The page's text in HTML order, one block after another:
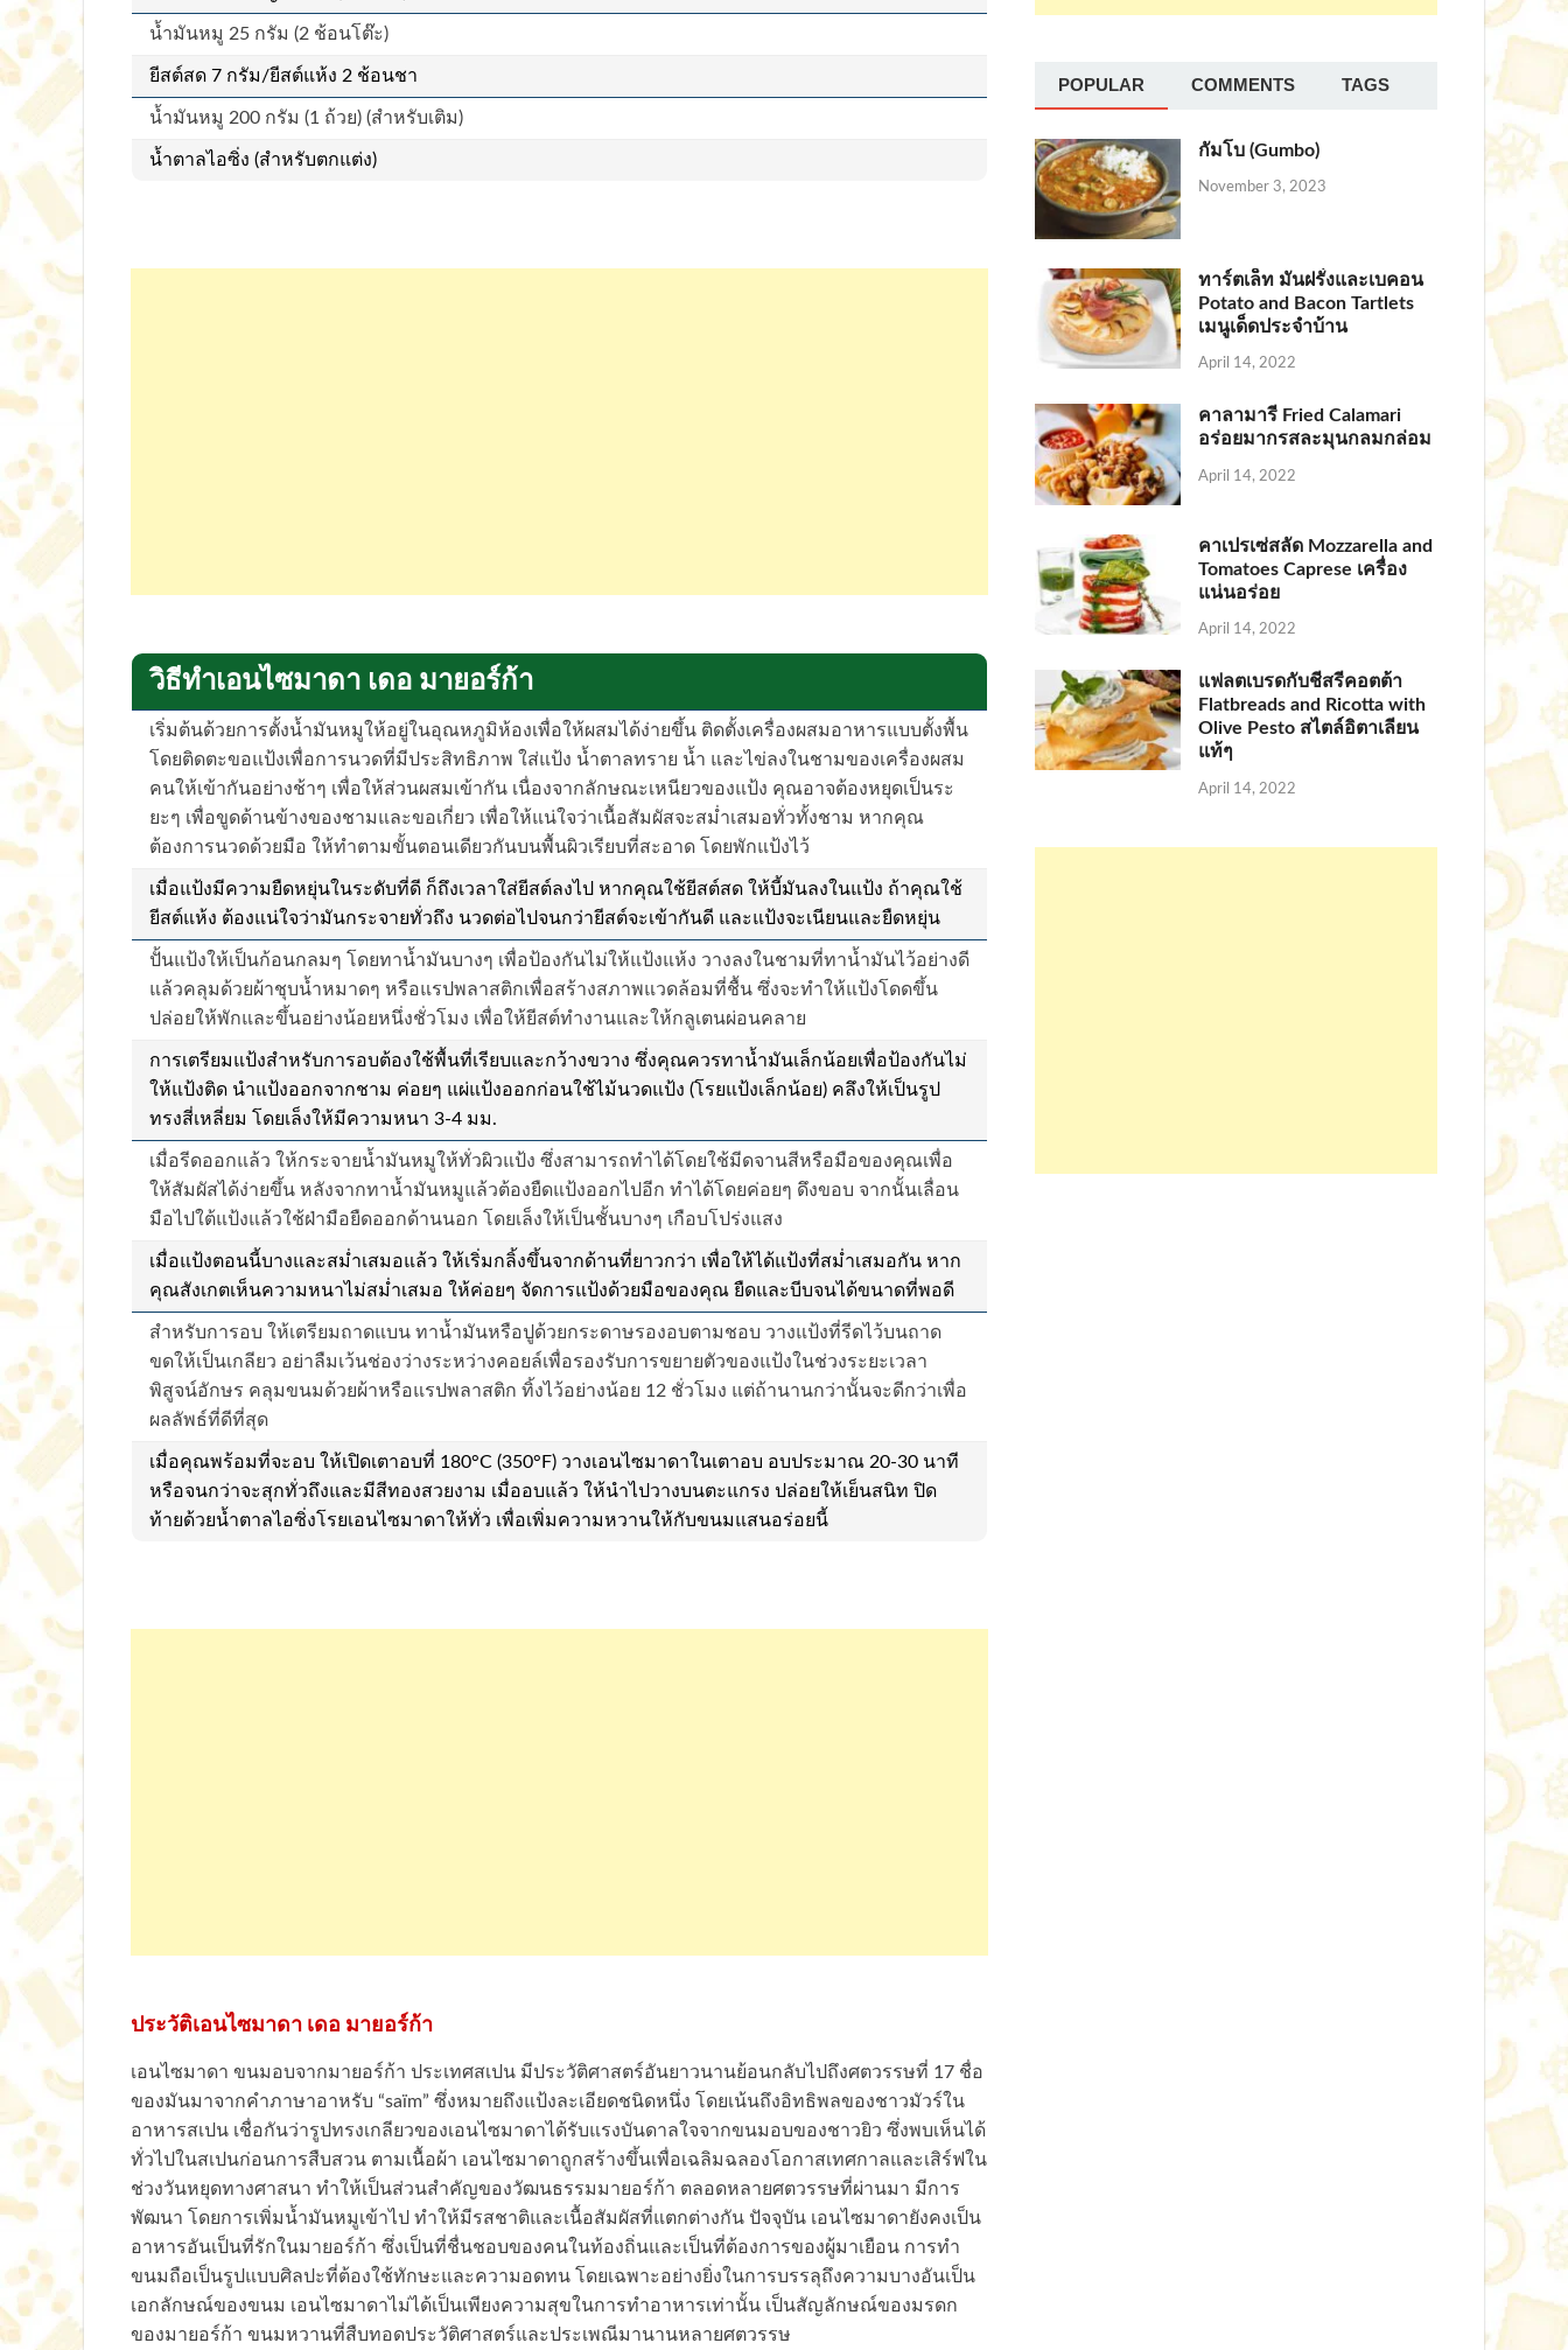
น้ำมันหมู 25 กรัม (2 ช้อนโต๊ะ)
ยีสต์สด 7 กรัม/ยีสต์แห้ง 2 ช้อนชา
น้ำมันหมู 200 กรัม (1 ถ้วย) (สำหรับเติม)
น้ำตาลไอซิ่ง (สำหรับตกแต่ง)
วิธีทำเอนไซมาดา เดอ มายอร์ก้า
เริ่มต้นด้วยการตั้งน้ำมันหมูให้อยู่ในอุณหภูมิห้องเพื่อให้ผสมได้ง่ายขึ้น ติดตั้งเครื่องผสมอาหารแบบตั้งพื้น
โดยติดตะขอแป้งเพื่อการนวดที่มีประสิทธิภาพ ใส่แป้ง น้ำตาลทราย น้ำ และไข่ลงในชามของเครื่องผสม
คนให้เข้ากันอย่างช้าๆ เพื่อให้ส่วนผสมเข้ากัน เนื่องจากลักษณะเหนียวของแป้ง คุณอาจต้องหยุดเป็นระ
ยะๆ เพื่อขูดด้านข้างของชามและขอเกี่ยว เพื่อให้แน่ใจว่าเนื้อสัมผัสจะสม่ำเสมอทั่วทั้งชาม หากคุณ
ต้องการนวดด้วยมือ ให้ทำตามขั้นตอนเดียวกันบนพื้นผิวเรียบที่สะอาด โดยพักแป้งไว้
เมื่อแป้งมีความยืดหยุ่นในระดับที่ดี ก็ถึงเวลาใส่ยีสต์ลงไป หากคุณใช้ยีสต์สด ให้บี้มันลงในแป้ง ถ้าคุณใช้
ยีสต์แห้ง ต้องแน่ใจว่ามันกระจายทั่วถึง นวดต่อไปจนกว่ายีสต์จะเข้ากันดี และแป้งจะเนียนและยืดหยุ่น
ปั้นแป้งให้เป็นก้อนกลมๆ โดยทาน้ำมันบางๆ เพื่อป้องกันไม่ให้แป้งแห้ง วางลงในชามที่ทาน้ำมันไว้อย่างดี
แล้วคลุมด้วยผ้าชุบน้ำหมาดๆ หรือแรปพลาสติกเพื่อสร้างสภาพแวดล้อมที่ชื้น ซึ่งจะทำให้แป้งโดดขึ้น
ปล่อยให้พักและขึ้นอย่างน้อยหนึ่งชั่วโมง เพื่อให้ยีสต์ทำงานและให้กลูเตนผ่อนคลาย
การเตรียมแป้งสำหรับการอบต้องใช้พื้นที่เรียบและกว้างขวาง ซึ่งคุณควรทาน้ำมันเล็กน้อยเพื่อป้องกันไม่
ให้แป้งติด นำแป้งออกจากชาม ค่อยๆ แผ่แป้งออกก่อนใช้ไม้นวดแป้ง (โรยแป้งเล็กน้อย) คลึงให้เป็นรูป
ทรงสี่เหลี่ยม โดยเล็งให้มีความหนา 3-4 มม.
เมื่อรีดออกแล้ว ให้กระจายน้ำมันหมูให้ทั่วผิวแป้ง ซึ่งสามารถทำได้โดยใช้มีดจานสีหรือมือของคุณเพื่อ
ให้สัมผัสได้ง่ายขึ้น หลังจากทาน้ำมันหมูแล้วต้องยืดแป้งออกไปอีก ทำได้โดยค่อยๆ ดึงขอบ จากนั้นเลื่อน
มือไปใต้แป้งแล้วใช้ฝ่ามือยืดออกด้านนอก โดยเล็งให้เป็นชั้นบางๆ เกือบโปร่งแสง
เมื่อแป้งตอนนี้บางและสม่ำเสมอแล้ว ให้เริ่มกลิ้งขึ้นจากด้านที่ยาวกว่า เพื่อให้ได้แป้งที่สม่ำเสมอกัน หาก
คุณสังเกตเห็นความหนาไม่สม่ำเสมอ ให้ค่อยๆ จัดการแป้งด้วยมือของคุณ ยืดและบีบจนได้ขนาดที่พอดี
สำหรับการอบ ให้เตรียมถาดแบน ทาน้ำมันหรือปูด้วยกระดาษรองอบตามชอบ วางแป้งที่รีดไว้บนถาด
ขดให้เป็นเกลียว อย่าลืมเว้นช่องว่างระหว่างคอยล์เพื่อรองรับการขยายตัวของแป้งในช่วงระยะเวลา
พิสูจน์อักษร คลุมขนมด้วยผ้าหรือแรปพลาสติก ทิ้งไว้อย่างน้อย 12 ชั่วโมง แต่ถ้านานกว่านั้นจะดีกว่าเพื่อ
ผลลัพธ์ที่ดีที่สุด
เมื่อคุณพร้อมที่จะอบ ให้เปิดเตาอบที่ 180°C (350°F) วางเอนไซมาดาในเตาอบ อบประมาณ 20-30 นาที
หรือจนกว่าจะสุกทั่วถึงและมีสีทองสวยงาม เมื่ออบแล้ว ให้นำไปวางบนตะแกรง ปล่อยให้เย็นสนิท ปิด
ท้ายด้วยน้ำตาลไอซิ่งโรยเอนไซมาดาให้ทั่ว เพื่อเพิ่มความหวานให้กับขนมแสนอร่อยนี้
ประวัติเอนไซมาดา เดอ มายอร์ก้า
เอนไซมาดา ขนมอบจากมายอร์ก้า ประเทศสเปน มีประวัติศาสตร์อันยาวนานย้อนกลับไปถึงศตวรรษที่ 17 ชื่อ
ของมันมาจากคำภาษาอาหรับ “saïm” ซึ่งหมายถึงแป้งละเอียดชนิดหนึ่ง โดยเน้นถึงอิทธิพลของชาวมัวร์ใน
อาหารสเปน เชื่อกันว่ารูปทรงเกลียวของเอนไซมาดาได้รับแรงบันดาลใจจากขนมอบของชาวยิว ซึ่งพบเห็นได้
ทั่วไปในสเปนก่อนการสืบสวน ตามเนื้อผ้า เอนไซมาดาถูกสร้างขึ้นเพื่อเฉลิมฉลองโอกาสเทศกาลและเสิร์ฟใน
ช่วงวันหยุดทางศาสนา ทำให้เป็นส่วนสำคัญของวัฒนธรรมมายอร์ก้า ตลอดหลายศตวรรษที่ผ่านมา มีการ
พัฒนา โดยการเพิ่มน้ำมันหมูเข้าไป ทำให้มีรสชาติและเนื้อสัมผัสที่แตกต่างกัน ปัจจุบัน เอนไซมาดายังคงเป็น
อาหารอันเป็นที่รักในมายอร์ก้า ซึ่งเป็นที่ชื่นชอบของคนในท้องถิ่นและเป็นที่ต้องการของผู้มาเยือน การทำ
ขนมถือเป็นรูปแบบศิลปะที่ต้องใช้ทักษะและความอดทน โดยเฉพาะอย่างยิ่งในการบรรลุถึงความบางอันเป็น
เอกลักษณ์ของขนม เอนไซมาดาไม่ได้เป็นเพียงความสุขในการทำอาหารเท่านั้น เป็นสัญลักษณ์ของมรดก
ของมายอร์ก้า ขนมหวานที่สืบทอดประวัติศาสตร์และประเพณีมานานหลายศตวรรษ
POPULAR COMMENTS TAGS
กัมโบ (Gumbo)
November 3, 2023
ทาร์ตเล็ท มันฝรั่งและเบคอน
Potato and Bacon Tartlets
เมนูเด็ดประจำบ้าน
April 14, 2022
คาลามารี Fried Calamari
อร่อยมากรสละมุนกลมกล่อม
April 14, 2022
คาเปรเซ่สลัด Mozzarella and
Tomatoes Caprese เครื่อง
แน่นอร่อย
April 14, 2022
แฟลตเบรดกับชีสรีคอตต้า
Flatbreads and Ricotta with
Olive Pesto สไตล์อิตาเลียน
แท้ๆ
April 14, 2022